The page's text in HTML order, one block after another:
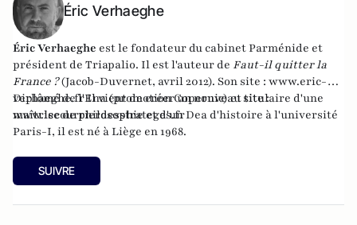
Éric Verhaeghe
Éric Verhaeghe est le fondateur du cabinet Parménide et
président de Triapalio. Il est l'auteur de Faut-il quitter la
France ?(Jacob-Duvernet, avril 2012). Son site : www.eric-
verhaeghe.frIl vient de créer un nouveau site :
www.lecourrierdesstrateges.fr
Diplômé de l'Ena (promotion Copernic) et titulaire d'une
maîtrise de philosophie et d'un Dea d'histoire à l'université
Paris-I, il est né à Liège en 1968.
SUIVRE